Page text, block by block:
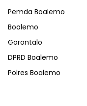
Pemda Boalemo
Boalemo
Gorontalo
DPRD Boalemo
Polres Boalemo